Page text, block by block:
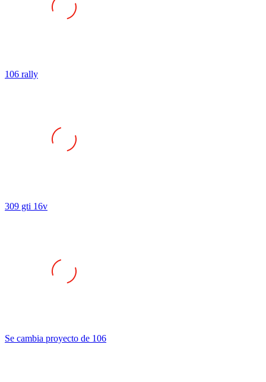
106 rally
309 gti 16v
Se cambia proyecto de 106